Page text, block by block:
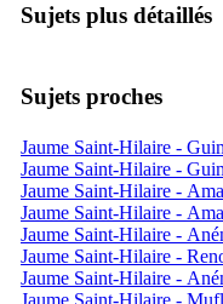
Sujets plus détaillés
Sujets proches
Jaume Saint-Hilaire -
Jaume Saint-Hilaire -
Jaume Saint-Hilaire -
Jaume Saint-Hilaire -
Jaume Saint-Hilaire -
Jaume Saint-Hilaire -
Jaume Saint-Hilaire -
Jaume Saint-Hilaire -